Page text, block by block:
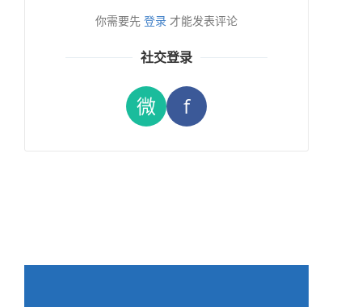
你需要先 登录 才能发表评论
社交登录
微 f